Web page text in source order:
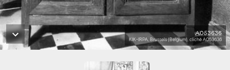
A053636
KIK-IRPA, Brussels (Belgium), cliché A053636